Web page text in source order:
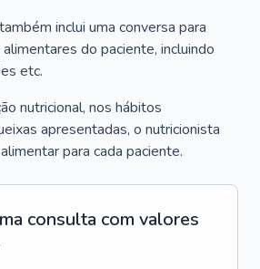
inclui uma conversa para
do paciente, incluindo
etc.
nutricional, nos hábitos
apresentadas, o nutricionista
para cada paciente.
consulta com valores